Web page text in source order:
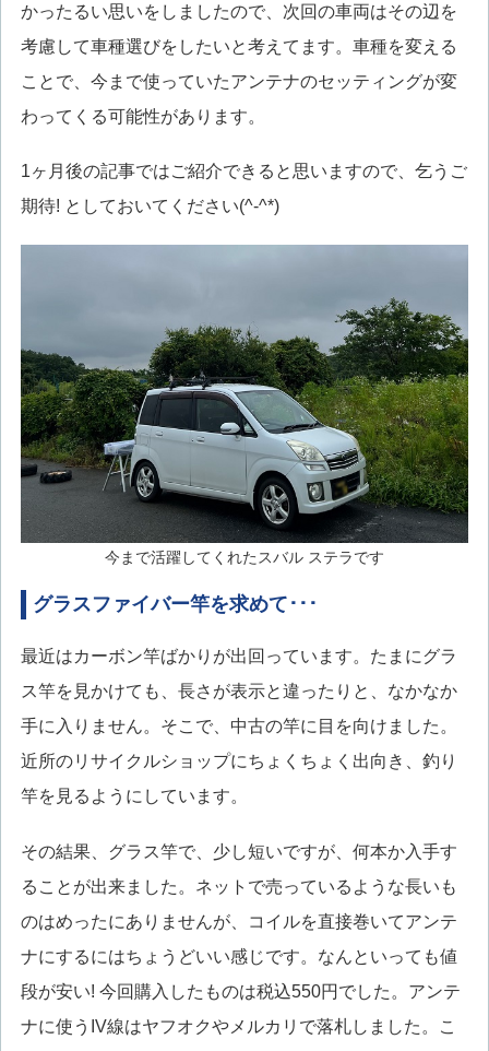
かったるい思いをしましたので、次回の車両はその辺を
考慮して車種選びをしたいと考えてます。車種を変える
ことで、今まで使っていたアンテナのセッティングが変
わってくる可能性があります。
1ヶ月後の記事ではご紹介できると思いますので、乞うご
期待! としておいてください(^-^*)
今まで活躍してくれたスバル ステラです
グラスファイバー竿を求めて･･･
最近はカーボン竿ばかりが出回っています。たまにグラ
ス竿を見かけても、長さが表示と違ったりと、なかなか
手に入りません。そこで、中古の竿に目を向けました。
近所のリサイクルショップにちょくちょく出向き、釣り
竿を見るようにしています。
その結果、グラス竿で、少し短いですが、何本か入手す
ることが出来ました。ネットで売っているような長いも
のはめったにありませんが、コイルを直接巻いてアンテ
ナにするにはちょうどいい感じです。なんといっても値
段が安い! 今回購入したものは税込550円でした。アンテ
ナに使うIV線はヤフオクやメルカリで落札しました。こ